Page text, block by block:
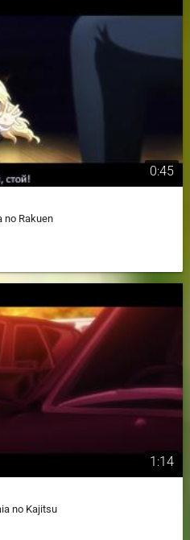
0:45
no Rakuen
1:14
no Kajitsu